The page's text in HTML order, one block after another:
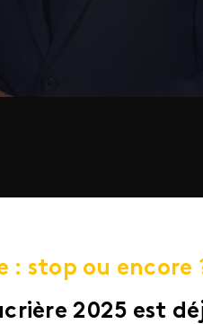
: stop ou encore
2025 est